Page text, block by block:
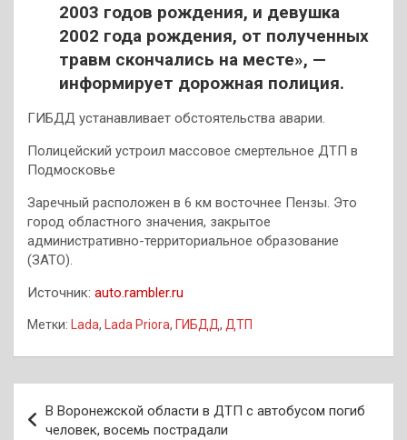
2003 годов рождения, и девушка
2002 года рождения, от полученных
травм скончались на месте», —
информирует дорожная полиция.
ГИБДД устанавливает обстоятельства аварии.
Полицейский устроил массовое смертельное ДТП в
Подмосковье
Заречный расположен в 6 км восточнее Пензы. Это
город областного значения, закрытое
административно-территориальное образование
(ЗАТО).
Источник: auto.rambler.ru
Метки: Lada, Lada Priora, ГИБДД , ДТП
по
В Воронежской области в ДТП с автобусом погиб
человек, восемь пострадали